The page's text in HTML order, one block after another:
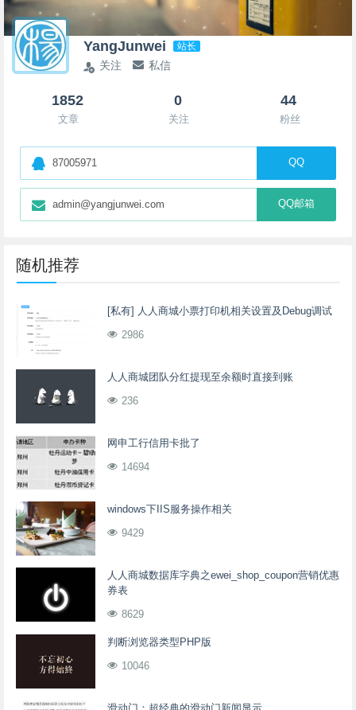
YangJunwei 站长
关注 私信
1852
文章
0
关注
44
粉丝
87005971 QQ
admin@yangjunwei.com QQ邮箱
随机推荐
[私有] 人人商城小票打印机相关设置及Debug调试
2986
人人商城团队分红提现至余额时直接到账
236
网申工行信用卡批了
14694
windows下IIS服务操作相关
9429
人人商城数据库字典之ewei_shop_coupon营销优惠
券表
8629
判断浏览器类型PHP版
10046